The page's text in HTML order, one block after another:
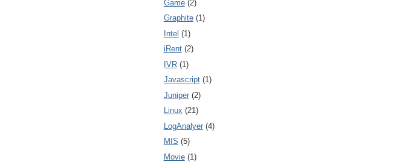
Game (2)
Graphite (1)
Intel (1)
iRent (2)
IVR (1)
Javascript (1)
Juniper (2)
Linux (21)
LogAnalyer (4)
MIS (5)
Movie (1)